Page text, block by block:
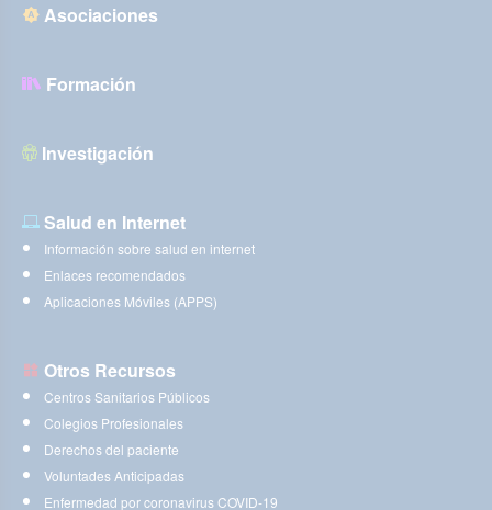
Asociaciones
Formación
Investigación
Salud en Internet
Información sobre salud en internet
Enlaces recomendados
Aplicaciones Móviles (APPS)
Otros Recursos
Centros Sanitarios Públicos
Colegios Profesionales
Derechos del paciente
Voluntades Anticipadas
Enfermedad por coronavirus COVID-19